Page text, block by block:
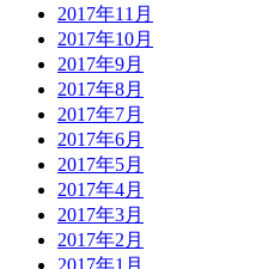
2017年11月
2017年10月
2017年9月
2017年8月
2017年7月
2017年6月
2017年5月
2017年4月
2017年3月
2017年2月
2017年1月